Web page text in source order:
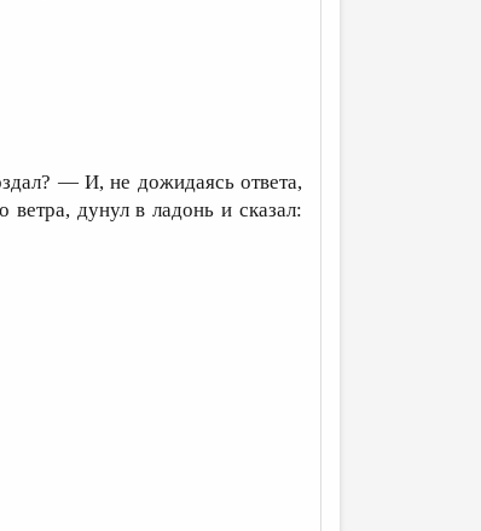
— И, не дожидаясь ответа,
дунул в ладонь и сказал: